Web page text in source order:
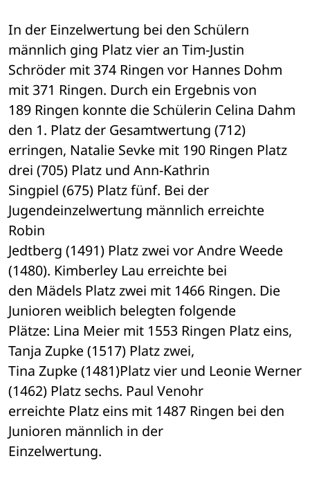
In der Einzelwertung bei den Schülern
männlich ging Platz vier an Tim-Justin
Schröder mit 374 Ringen vor Hannes Dohm
mit 371 Ringen. Durch ein Ergebnis von
189 Ringen konnte die Schülerin Celina Dahm
den 1. Platz der Gesamtwertung (712)
erringen, Natalie Sevke mit 190 Ringen Platz
drei (705) Platz und Ann-Kathrin
Singpiel (675) Platz fünf. Bei der
Jugendeinzelwertung männlich erreichte
Robin
Jedtberg (1491) Platz zwei vor Andre Weede
(1480). Kimberley Lau erreichte bei
den Mädels Platz zwei mit 1466 Ringen. Die
Junioren weiblich belegten folgende
Plätze: Lina Meier mit 1553 Ringen Platz eins,
Tanja Zupke (1517) Platz zwei,
Tina Zupke (1481)Platz vier und Leonie Werner
(1462) Platz sechs. Paul Venohr
erreichte Platz eins mit 1487 Ringen bei den
Junioren männlich in der
Einzelwertung.